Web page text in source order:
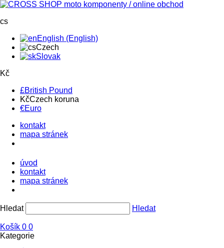
cs
English (English)
Czech
Slovak
Kč
£British Pound
KčCzech koruna
€Euro
kontakt
mapa stránek
úvod
kontakt
mapa stránek
Hledat Hledat
Košík 0 0
Kategorie